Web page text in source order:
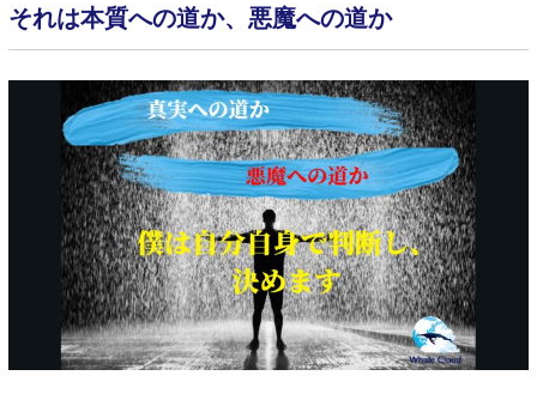
それは本質への道か、悪魔への道か